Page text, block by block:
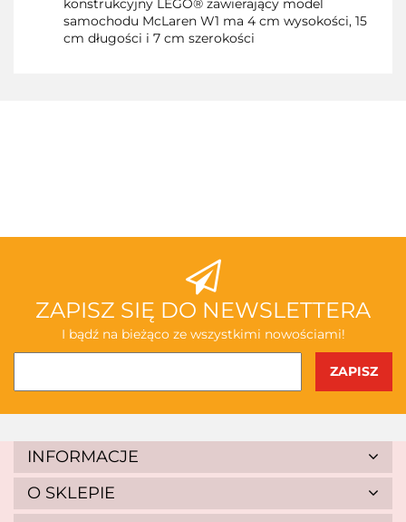
samochodu McLaren W1 ma 4 cm wysokości, 15
cm długości i 7 cm szerokości
ABAKUS
AKSJOMAT
ZAPISZ SIĘ DO NEWSLETTERA
I bądź na bieżąco ze wszystkimi nowościami!
INFORMACJE
O SKLEPIE